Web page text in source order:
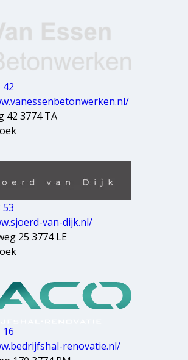
42
42 3774 TA
53
van-dijk.nl/
25 3774 LE
16
renovatie.nl/